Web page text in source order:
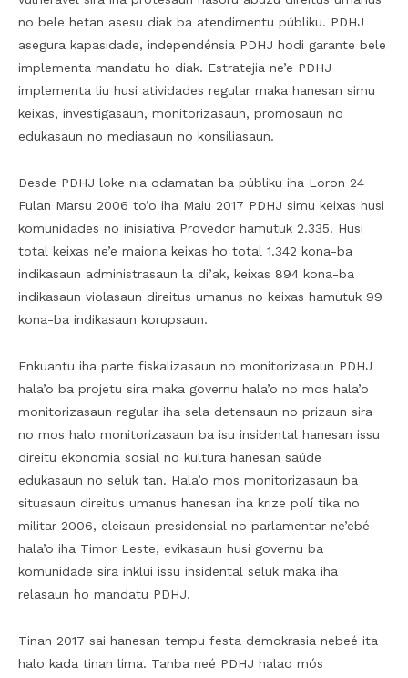
no bele hetan asesu diak ba atendimentu públiku. PDHJ
asegura kapasidade, independénsia PDHJ hodi garante bele
implementa mandatu ho diak. Estratejia ne’e PDHJ
implementa liu husi atividades regular maka hanesan simu
keixas, investigasaun, monitorizasaun, promosaun no
edukasaun no mediasaun no konsiliasaun.
Desde PDHJ loke nia odamatan ba públiku iha Loron 24
Fulan Marsu 2006 to’o iha Maiu 2017 PDHJ simu keixas husi
komunidades no inisiativa Provedor hamutuk 2.335. Husi
total keixas ne’e maioria keixas ho total 1.342 kona-ba
indikasaun administrasaun la di’ak, keixas 894 kona-ba
indikasaun violasaun direitus umanus no keixas hamutuk 99
kona-ba indikasaun korupsaun.
Enkuantu iha parte fiskalizasaun no monitorizasaun PDHJ
hala’o ba projetu sira maka governu hala’o no mos hala’o
monitorizasaun regular iha sela detensaun no prizaun sira
no mos halo monitorizasaun ba isu insidental hanesan issu
direitu ekonomia sosial no kultura hanesan saúde
edukasaun no seluk tan. Hala’o mos monitorizasaun ba
situasaun direitus umanus hanesan iha krize polí tika no
militar 2006, eleisaun presidensial no parlamentar ne’ebé
hala’o iha Timor Leste, evikasaun husi governu ba
komunidade sira inklui issu insidental seluk maka iha
relasaun ho mandatu PDHJ.
Tinan 2017 sai hanesan tempu festa demokrasia nebeé ita
halo kada tinan lima. Tanba neé PDHJ halao mós